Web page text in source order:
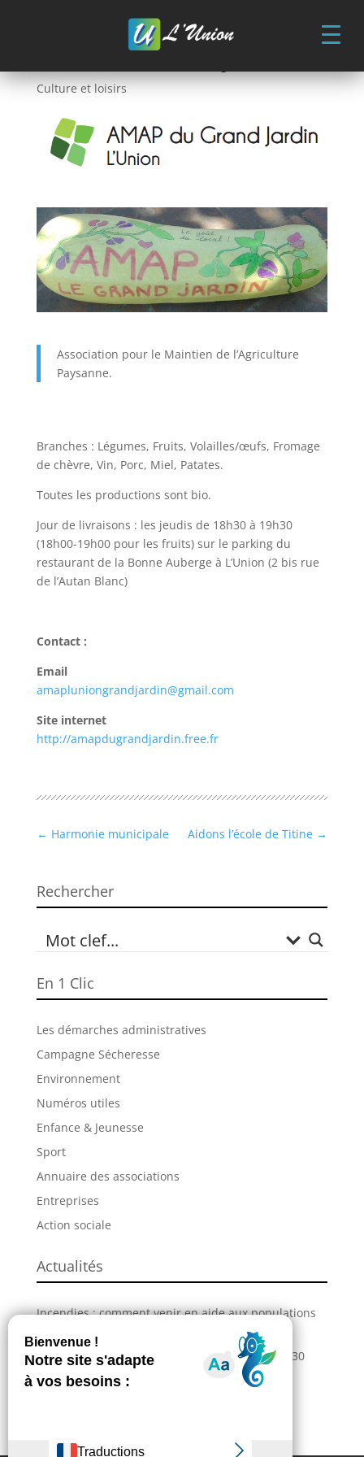
AMAP du Grand Jardin
Culture et loisirs
Association pour le Maintien de l’Agriculture
Paysanne.
Branches : Légumes, Fruits, Volailles/œufs, Fromage
de chèvre, Vin, Porc, Miel, Patates.
Toutes les productions sont bio.
Jour de livraisons : les jeudis de 18h30 à 19h30
(18h00-19h00 pour les fruits) sur le parking du
restaurant de la Bonne Auberge à L’Union (2 bis rue
de l’Autan Blanc)
Contact :
Email
amapluniongrandjardin@gmail.com
Site internet
http://amapdugrandjardin.free.fr
← Harmonie municipale Aidons l’école de Titine →
Rechercher
En 1 Clic
Les démarches administratives
Campagne Sécheresse
Environnement
Numéros utiles
Enfance & Jeunesse
Sport
Annuaire des associations
Entreprises
Action sociale
Actualités
Incendies : comment venir en aide aux populations
La Grande Fête de L’Union revient les 28, 29 et 30
août !